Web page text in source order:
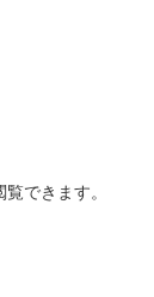
できます。